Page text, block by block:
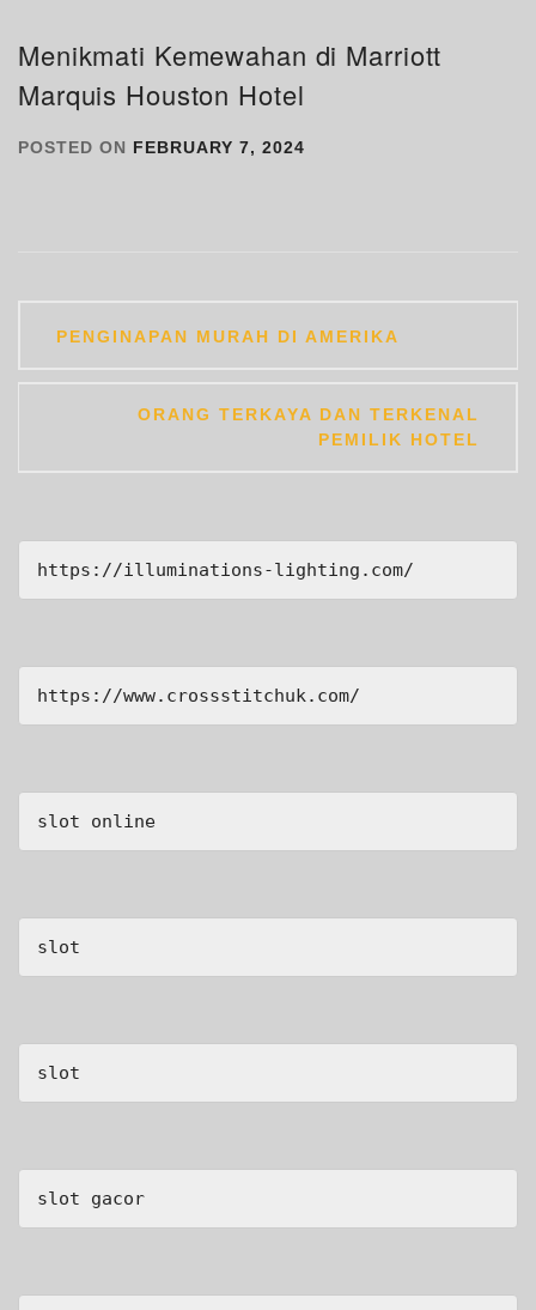
Menikmati Kemewahan di Marriott
Marquis Houston Hotel
POSTED ON FEBRUARY 7, 2024
navigation
PENGINAPAN MURAH DI AMERIKA
ORANG TERKAYA DAN TERKENAL
PEMILIK HOTEL
https://illuminations-lighting.com/
https://www.crossstitchuk.com/
slot online
slot
slot
slot gacor